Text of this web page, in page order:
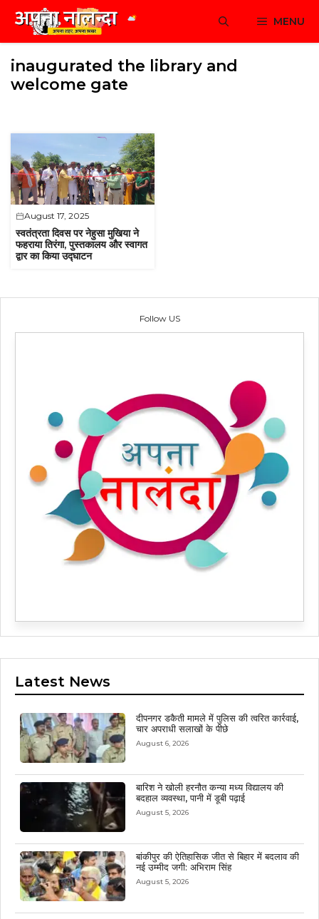
content
MENU
inaugurated the library and
welcome gate
August 17, 2025
स्वतंत्रता दिवस पर नेहुसा मुखिया ने
फहराया तिरंगा, पुस्तकालय और स्वागत
द्वार का किया उद्घाटन
Follow US
Latest News
दीपनगर डकैती मामले में पुलिस की त्वरित कार्रवाई,
चार अपराधी सलाखों के पीछे
August 6, 2026
बारिश ने खोली हरनौत कन्या मध्य विद्यालय की
बदहाल व्यवस्था, पानी में डूबी पढ़ाई
August 5, 2026
बांकीपुर की ऐतिहासिक जीत से बिहार में बदलाव की
नई उम्मीद जगी: अभिराम सिंह
August 5, 2026